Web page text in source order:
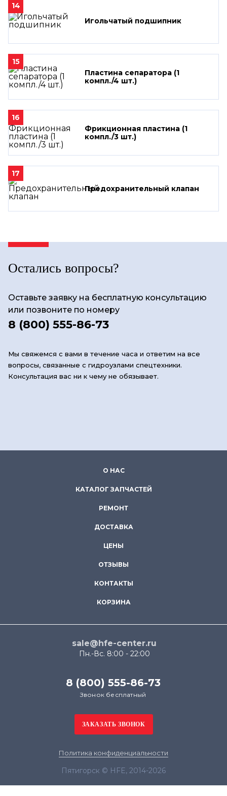
14
Игольчатый подшипник
15
Пластина сепаратора (1
компл./4 шт.)
16
Фрикционная пластина (1
компл./3 шт.)
17
Предохранительный клапан
Остались вопросы?
Оставьте заявку на бесплатную консультацию
или позвоните по номеру
8 (800) 555-86-73
Мы свяжемся с вами в течение часа и ответим на все
вопросы, связанные с гидроузлами спецтехники.
Консультация вас ни к чему не обязывает.
О НАС
КАТАЛОГ ЗАПЧАСТЕЙ
РЕМОНТ
ДОСТАВКА
ЦЕНЫ
ОТЗЫВЫ
КОНТАКТЫ
КОРЗИНА
sale@hfe-center.ru
Пн.-Вс. 8:00 - 22:00
8 (800) 555-86-73
Звонок бесплатный
Политика конфиденциальности
Пятигорск © HFE, 2014-2026